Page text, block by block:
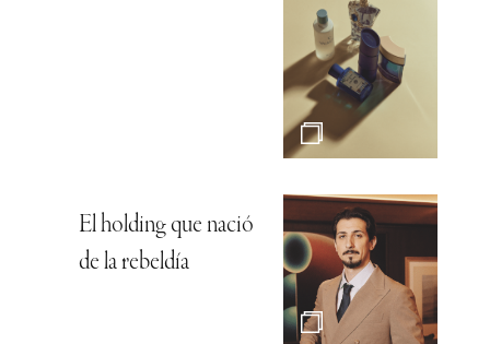
El holding que nació
de la rebeldía